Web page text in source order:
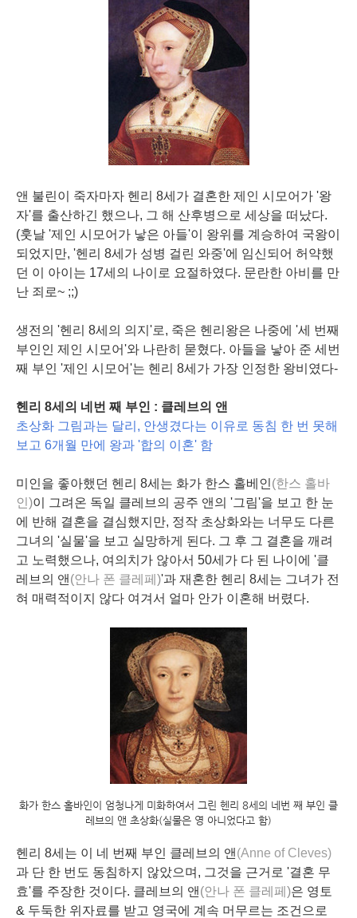
앤 불린이 죽자마자 헨리 8세가 결혼한 제인 시모어가 '왕
자'를 출산하긴 했으나, 그 해 산후병으로 세상을 떠났다.
(훗날 '제인 시모어가 낳은 아들'이 왕위를 계승하여 국왕이
되었지만, '헨리 8세가 성병 걸린 와중'에 임신되어 허약했
던 이 아이는 17세의 나이로 요절하였다. 문란한 아비를 만
난 죄로~ ;;)
생전의 '헨리 8세의 의지'로, 죽은 헨리왕은 나중에 '세 번째
부인인 제인 시모어'와 나란히 묻혔다. 아들을 낳아 준 세번
째 부인 '제인 시모어'는 헨리 8세가 가장 인정한 왕비였다-
헨리 8세의 네번 째 부인 : 클레브의 앤
초상화 그림과는 달리, 안생겼다는 이유로 동침 한 번 못해
보고 6개월 만에 왕과 '합의 이혼' 함
미인을 좋아했던 헨리 8세는 화가 한스 홀베인(한스 홀바
인)이 그려온 독일 클레브의 공주 앤의 '그림'을 보고 한 눈
에 반해 결혼을 결심했지만, 정작 초상화와는 너무도 다른
그녀의 '실물'을 보고 실망하게 된다. 그 후 그 결혼을 깨려
고 노력했으나, 여의치가 않아서 50세가 다 된 나이에 '클
레브의 앤 (안나 폰 클레페)'과 재혼한 헨리 8세는 그녀가 전
혀 매력적이지 않다 여겨서 얼마 안가 이혼해 버렸다.
화가 한스 홀바인이 엄청나게 미화하여서 그린 헨리 8세의 네번 째 부인 클
레브의 앤 초상화(실물은 영 아니었다고 함)
헨리 8세는 이 네 번째 부인 클레브의 앤 (Anne of Cleves)
과 단 한 번도 동침하지 않았으며, 그것을 근거로 '결혼 무
효'를 주장한 것이다. 클레브의 앤 (안나 폰 클레페)은 영토
& 두둑한 위자료를 받고 영국에 계속 머무르는 조건으로